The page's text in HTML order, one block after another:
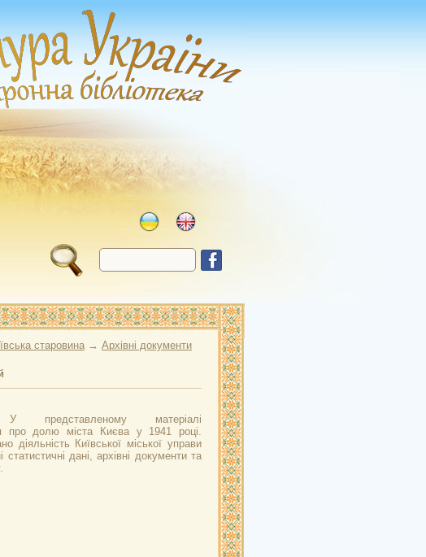
старовина → Архівні документи
У представленому матеріалі
про долю міста Києва у 1941 році.
діяльність Київської міської управи
дані, архівні документи та